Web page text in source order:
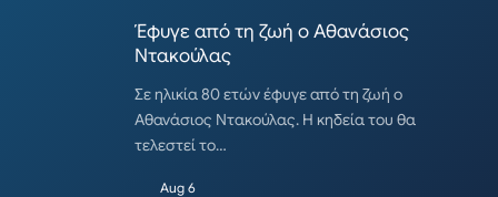
Έφυγε από τη ζωή ο Αθανάσιος
Ντακούλας
Σε ηλικία 80 ετών έφυγε από τη ζωή ο
Αθανάσιος Ντακούλας. Η κηδεία του θα
τελεστεί το…
Aug 6